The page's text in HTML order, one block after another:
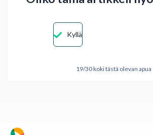
Kyllä
19/30 koki tästä olevan apua